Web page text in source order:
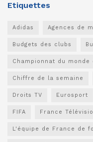
Etiquettes
Adidas Agences de
Budgets des clubs
Championnat du monde
Chiffre de la semaine
Droits TV Eurosport
FIFA France
L'équipe de France de